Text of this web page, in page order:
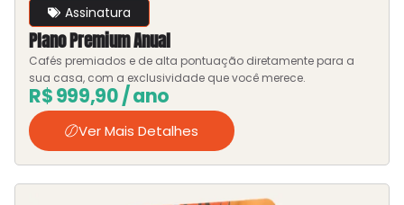
Assinatura
Plano Premium Anual
Cafés premiados e de alta pontuação diretamente para a
sua casa, com a exclusividade que você merece.
R$999,90/ ano
Ver Mais Detalhes